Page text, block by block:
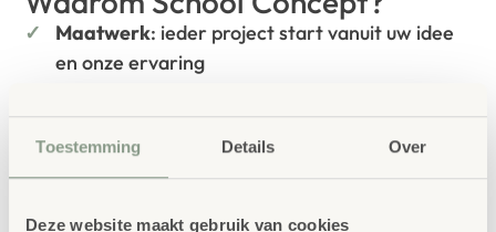
Toestemming Details Over
Deze website maakt gebruik van cookies
Maatwerk: ieder project start vanuit uw idee
en onze ervaring
voldoet aan GS- en TÜV-keuringen